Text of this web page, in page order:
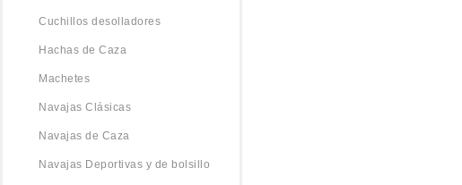
Cuchillos desolladores
Hachas de Caza
Machetes
Navajas Clásicas
Navajas de Caza
Navajas Deportivas y de bolsillo